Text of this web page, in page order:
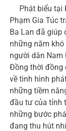
Phát biểu tại
Phạm Gia Túc
Ba Lan đã giúp
những năm
người dân Nam
Đồng thời đồng
về tình hình
những tiềm
đầu tư của tỉnh
những bước
đang thu hút